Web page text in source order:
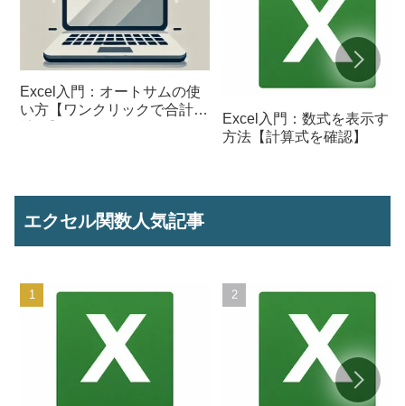
Excel入門：オートサムの使
い方【ワンクリックで合計を
Excel入門：数式を表示する
方法【計算式を確認】
エクセル関数人気記事